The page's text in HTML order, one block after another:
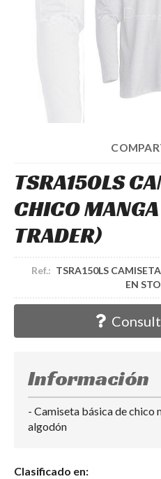
TSRA150LS
CHICO
TRADER)
Ref.: TSRA150LS CAMISETA
EN
Información
- Camiseta básica de chico
algodón
Clasificado en: